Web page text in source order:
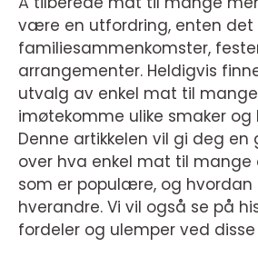
være en utfordring, enten det
familiesammenkomster,
arrangementer. Heldigvis
utvalg av enkel mat til
imøtekomme ulike smaker og
Denne artikkelen vil gi deg en
over hva enkel mat til mange
som er populære, og hvordan
hverandre. Vi vil også se på
fordeler og ulemper ved